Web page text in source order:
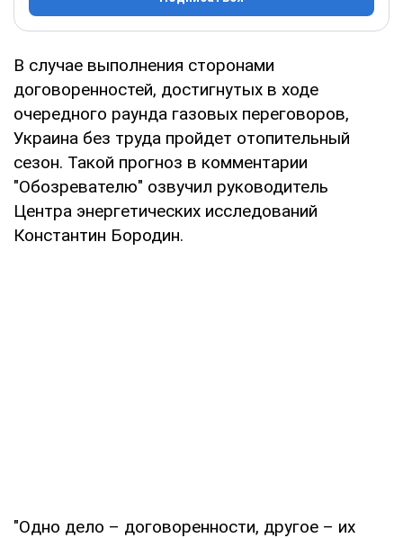
В случае выполнения сторонами
договоренностей, достигнутых в ходе
очередного раунда газовых переговоров,
Украина без труда пройдет отопительный
сезон. Такой прогноз в комментарии
"Обозревателю" озвучил руководитель
Центра энергетических исследований
Константин Бородин.
"Одно дело – договоренности, другое – их